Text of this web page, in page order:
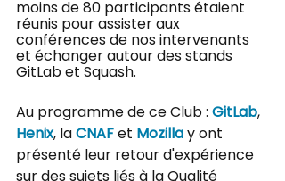
moins de 80 participants étaient
réunis pour assister aux
conférences de nos intervenants
et échanger autour des stands
GitLab et Squash.
Au programme de ce Club : GitLab,
Henix, la CNAF et Mozilla y ont
présenté leur retour d'expérience
sur des sujets liés à la Qualité